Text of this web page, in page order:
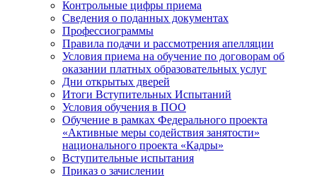
Контрольные цифры приема
Сведения о поданных документах
Профессиограммы
Правила подачи и рассмотрения апелляции
Условия приема на обучение по договорам об
оказании платных образовательных услуг
Дни открытых дверей
Итоги Вступительных Испытаний
Условия обучения в ПОО
Обучение в рамках Федерального проекта
«Активные меры содействия занятости»
национального проекта «Кадры»
Вступительные испытания
Приказ о зачислении